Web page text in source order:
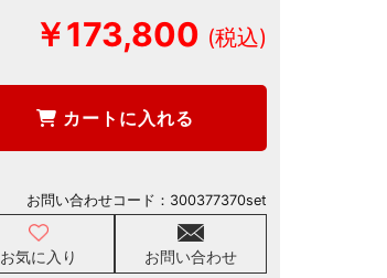
￥173,800
カートに入れる
お気に入り お問い合わせ
お問い合わせコード： 300377370set